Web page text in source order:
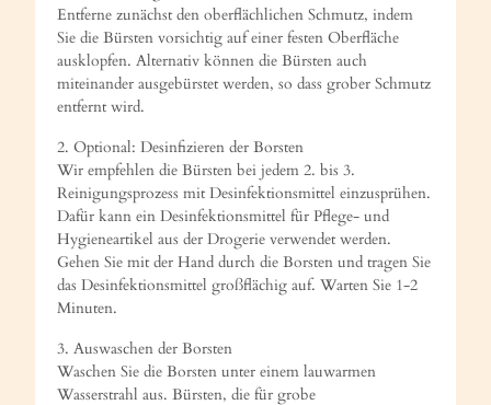
Entferne zunächst den oberflächlichen Schmutz, indem
Sie die Bürsten vorsichtig auf einer festen Oberfläche
ausklopfen. Alternativ können die Bürsten auch
miteinander ausgebürstet werden, so dass grober Schmutz
entfernt wird.
2. Optional: Desinfizieren der Borsten
Wir empfehlen die Bürsten bei jedem 2. bis 3.
Reinigungsprozess mit Desinfektionsmittel einzusprühen.
Dafür kann ein Desinfektionsmittel für Pflege- und
Hygieneartikel aus der Drogerie verwendet werden.
Gehen Sie mit der Hand durch die Borsten und tragen Sie
das Desinfektionsmittel großflächig auf. Warten Sie 1-2
Minuten.
3. Auswaschen der Borsten
Waschen Sie die Borsten unter einem lauwarmen
Wasserstrahl aus. Bürsten, die für grobe